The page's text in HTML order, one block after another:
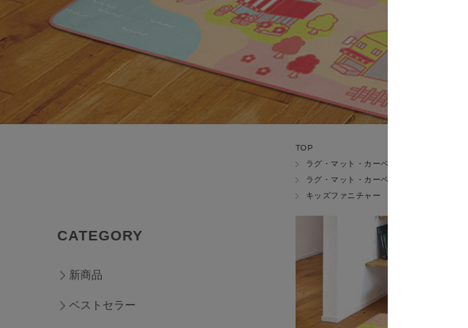
TOP
ラグ・マット・カーペット
ラグ・マット・カーペット
キッズファニチャー
CATEGORY
新商品
ベストセラー